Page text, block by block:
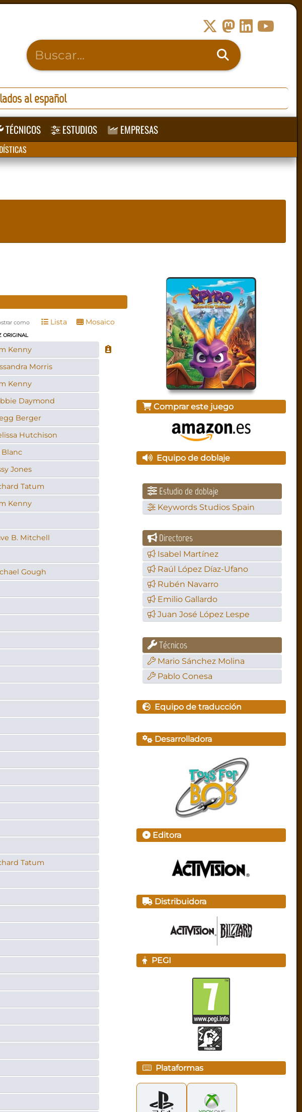
al español
TÉCNICOS ESTUDIOS EMPRESAS
como Lista Mosaico
ORIGINAL
Kenny
Morris
Kenny
Daymond
Berger
Hutchison
Blanc
Jones
Tatum
Kenny
B. Mitchell
Gough
Tatum
Comprar este juego
Equipo de doblaje
Estudio de doblaje
Keywords Studios Spain
Directores
Isabel Martínez
Raúl López Díaz-Ufano
Rubén Navarro
Emilio Gallardo
Juan José López Lespe
Técnicos
Mario Sánchez Molina
Pablo Conesa
Equipo de traducción
Desarrolladora
Editora
Distribuidora
PEGI
Plataformas